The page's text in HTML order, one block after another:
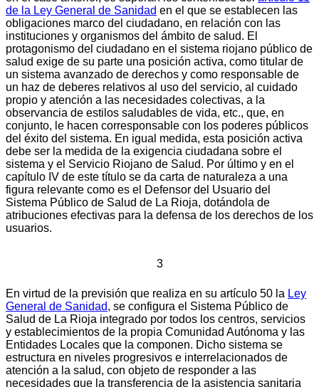
de la Ley General de Sanidad en el que se establecen las
obligaciones marco del ciudadano, en relación con las
instituciones y organismos del ámbito de salud. El
protagonismo del ciudadano en el sistema riojano público de
salud exige de su parte una posición activa, como titular de
un sistema avanzado de derechos y como responsable de
un haz de deberes relativos al uso del servicio, al cuidado
propio y atención a las necesidades colectivas, a la
observancia de estilos saludables de vida, etc., que, en
conjunto, le hacen corresponsable con los poderes públicos
del éxito del sistema. En igual medida, esta posición activa
debe ser la medida de la exigencia ciudadana sobre el
sistema y el Servicio Riojano de Salud. Por último y en el
capítulo IV de este título se da carta de naturaleza a una
figura relevante como es el Defensor del Usuario del
Sistema Público de Salud de La Rioja, dotándola de
atribuciones efectivas para la defensa de los derechos de los
usuarios.
3
En virtud de la previsión que realiza en su artículo 50 la Ley
General de Sanidad, se configura el Sistema Público de
Salud de La Rioja integrado por todos los centros, servicios
y establecimientos de la propia Comunidad Autónoma y las
Entidades Locales que la componen. Dicho sistema se
estructura en niveles progresivos e interrelacionados de
atención a la salud, con objeto de responder a las
necesidades que la transferencia de la asistencia sanitaria